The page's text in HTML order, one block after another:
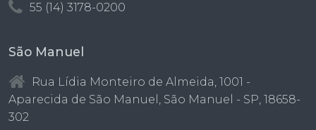
55 (14) 3178-0200
São Manuel
Rua Lídia Monteiro de Almeida, 1001 -
Aparecida de São Manuel, São Manuel - SP, 18658-
302